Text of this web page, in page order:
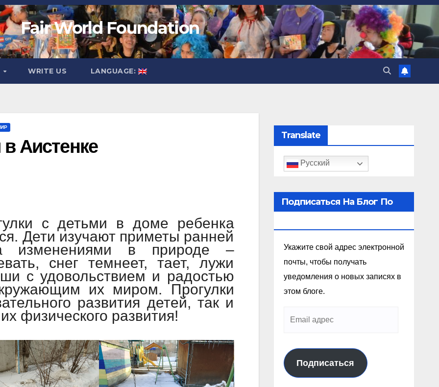
Fair World Foundation
WRITE US LANGUAGE:
Аистенке
с детьми в доме ребенка
Дети изучают приметы ранней
изменениями в природе –
снег темнеет, тает, лужи
с удовольствием и радостью
их миром. Прогулки
развития детей, так и
физического развития!
Translate
Русский
Подписаться На Блог По
Укажите свой адрес электронной
почты, чтобы получать
уведомления о новых записях в
этом блоге.
Подписаться